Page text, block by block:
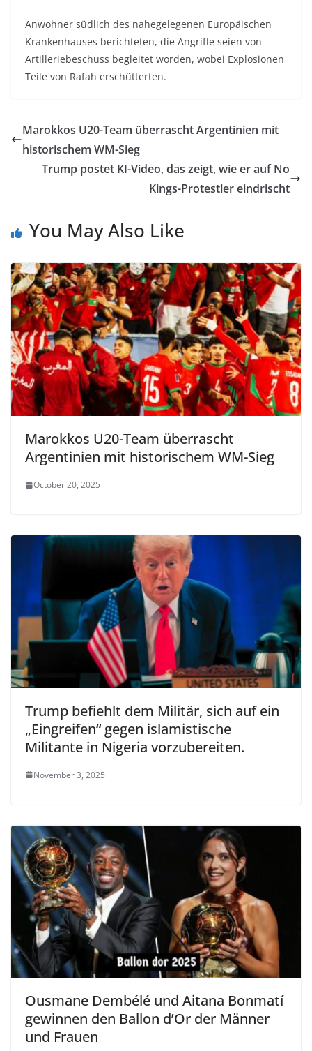
Anwohner südlich des nahegelegenen Europäischen
Krankenhauses berichteten, die Angriffe seien von
Artilleriebeschuss begleitet worden, wobei Explosionen
Teile von Rafah erschütterten.
Marokkos U20-Team überrascht Argentinien mit
historischem WM-Sieg
Trump postet KI-Video, das zeigt, wie er auf No
Kings-Protestler eindrischt
You May Also Like
Marokkos U20-Team überrascht
Argentinien mit historischem WM-Sieg
October 20, 2025
Trump befiehlt dem Militär, sich auf ein
„Eingreifen“ gegen islamistische
Militante in Nigeria vorzubereiten.
November 3, 2025
Ousmane Dembélé und Aitana Bonmatí
gewinnen den Ballon d’Or der Männer
und Frauen